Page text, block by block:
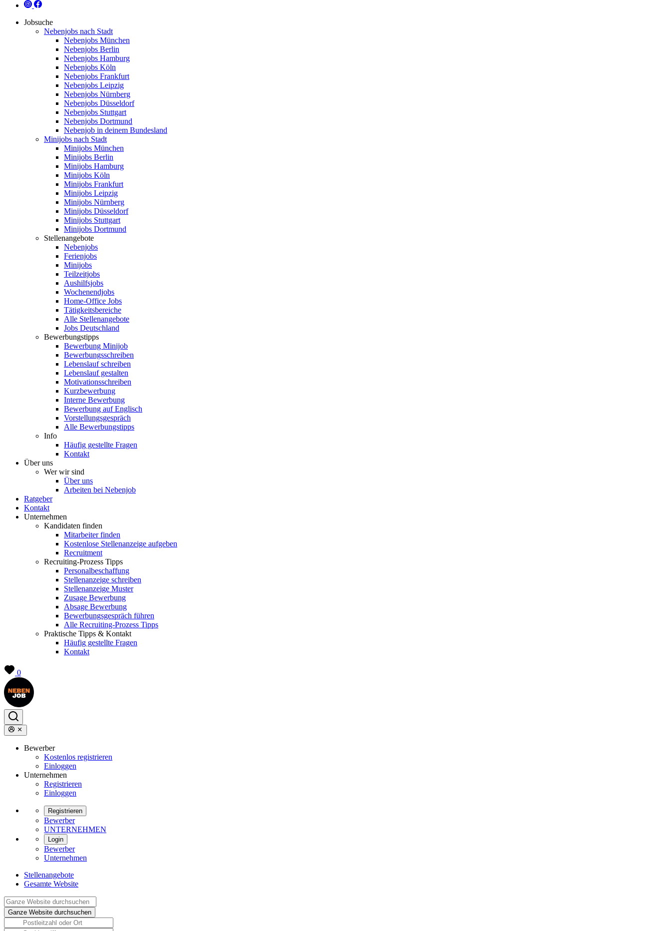
Jobsuche
Nebenjobs nach Stadt
Nebenjobs München
Nebenjobs Berlin
Nebenjobs Hamburg
Nebenjobs Köln
Nebenjobs Frankfurt
Nebenjobs Leipzig
Nebenjobs Nürnberg
Nebenjobs Düsseldorf
Nebenjobs Stuttgart
Nebenjobs Dortmund
Nebenjob in deinem Bundesland
Minijobs nach Stadt
Minijobs München
Minijobs Berlin
Minijobs Hamburg
Minijobs Köln
Minijobs Frankfurt
Minijobs Leipzig
Minijobs Nürnberg
Minijobs Düsseldorf
Minijobs Stuttgart
Minijobs Dortmund
Stellenangebote
Nebenjobs
Ferienjobs
Minijobs
Teilzeitjobs
Aushilfsjobs
Wochenendjobs
Home-Office Jobs
Tätigkeitsbereiche
Alle Stellenangebote
Jobs Deutschland
Bewerbungstipps
Bewerbung Minijob
Bewerbungsschreiben
Lebenslauf schreiben
Lebenslauf gestalten
Motivationsschreiben
Kurzbewerbung
Interne Bewerbung
Bewerbung auf Englisch
Vorstellungsgespräch
Alle Bewerbungstipps
Info
Häufig gestellte Fragen
Kontakt
Über uns
Wer wir sind
Über uns
Arbeiten bei Nebenjob
Ratgeber
Kontakt
Unternehmen
Kandidaten finden
Mitarbeiter finden
Kostenlose Stellenanzeige aufgeben
Recruitment
Recruiting-Prozess Tipps
Personalbeschaffung
Stellenanzeige schreiben
Stellenanzeige Muster
Zusage Bewerbung
Absage Bewerbung
Bewerbungsgespräch führen
Alle Recruiting-Prozess Tipps
Praktische Tipps & Kontakt
Häufig gestellte Fragen
Kontakt
0
Bewerber
Kostenlos registrieren
Einloggen
Unternehmen
Registrieren
Einloggen
Registrieren
Bewerber
UNTERNEHMEN
Login
Bewerber
Unternehmen
Stellenangebote
Gesamte Website